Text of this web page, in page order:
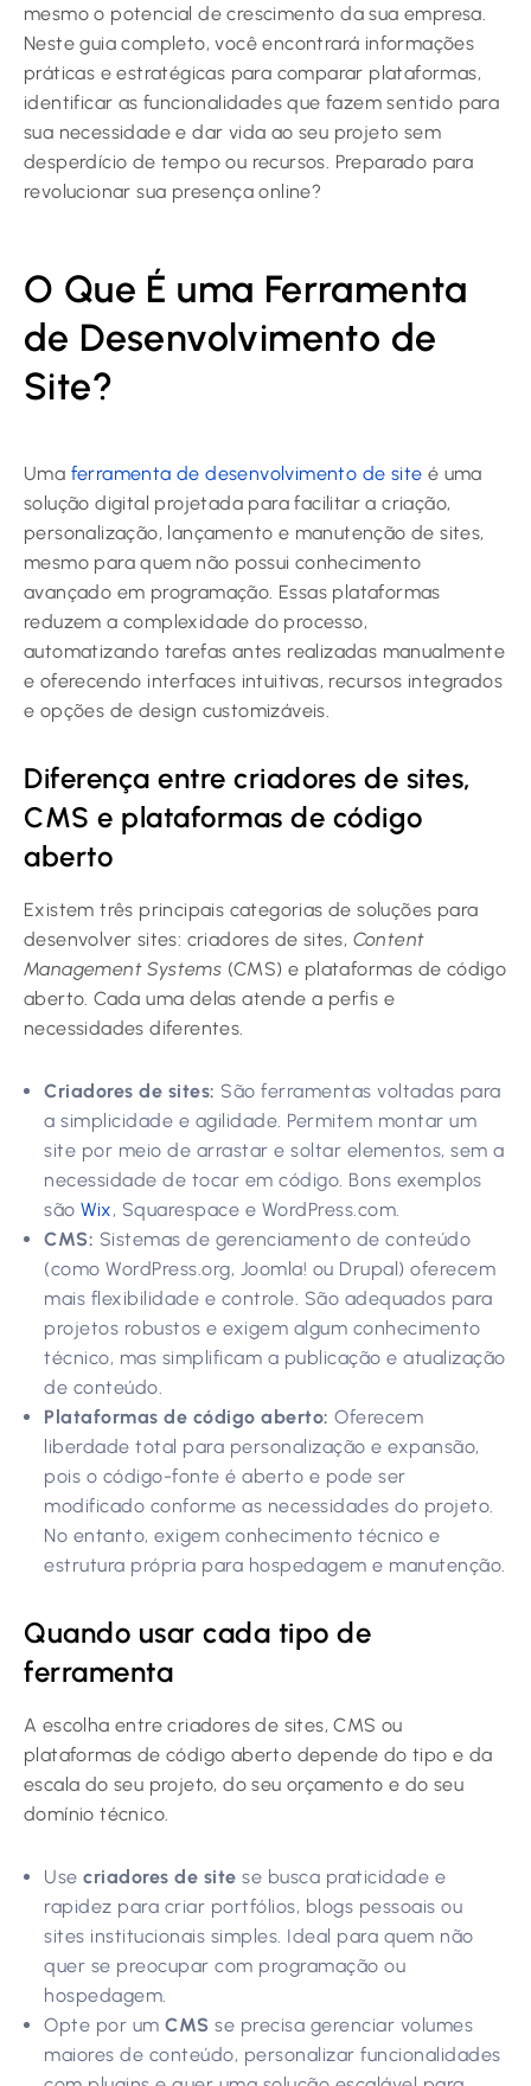
mesmo o potencial de crescimento da sua empresa.
Neste guia completo, você encontrará informações
práticas e estratégicas para comparar plataformas,
identificar as funcionalidades que fazem sentido para
sua necessidade e dar vida ao seu projeto sem
desperdício de tempo ou recursos. Preparado para
revolucionar sua presença online?
O Que É uma Ferramenta
de Desenvolvimento de
Site?
Uma ferramenta de desenvolvimento de site é uma
solução digital projetada para facilitar a criação,
personalização, lançamento e manutenção de sites,
mesmo para quem não possui conhecimento
avançado em programação. Essas plataformas
reduzem a complexidade do processo,
automatizando tarefas antes realizadas manualmente
e oferecendo interfaces intuitivas, recursos integrados
e opções de design customizáveis.
Diferença entre criadores de sites,
CMS e plataformas de código
aberto
Existem três principais categorias de soluções para
desenvolver sites: criadores de sites, Content
Management Systems (CMS) e plataformas de código
aberto. Cada uma delas atende a perfis e
necessidades diferentes.
Criadores de sites: São ferramentas voltadas para
a simplicidade e agilidade. Permitem montar um
site por meio de arrastar e soltar elementos, sem a
necessidade de tocar em código. Bons exemplos
são Wix, Squarespace e WordPress.com.
CMS: Sistemas de gerenciamento de conteúdo
(como WordPress.org, Joomla! ou Drupal) oferecem
mais flexibilidade e controle. São adequados para
projetos robustos e exigem algum conhecimento
técnico, mas simplificam a publicação e atualização
de conteúdo.
Plataformas de código aberto: Oferecem
liberdade total para personalização e expansão,
pois o código-fonte é aberto e pode ser
modificado conforme as necessidades do projeto.
No entanto, exigem conhecimento técnico e
estrutura própria para hospedagem e manutenção.
Quando usar cada tipo de
ferramenta
A escolha entre criadores de sites, CMS ou
plataformas de código aberto depende do tipo e da
escala do seu projeto, do seu orçamento e do seu
domínio técnico.
Use criadores de site se busca praticidade e
rapidez para criar portfólios, blogs pessoais ou
sites institucionais simples. Ideal para quem não
quer se preocupar com programação ou
hospedagem.
Opte por um CMS se precisa gerenciar volumes
maiores de conteúdo, personalizar funcionalidades